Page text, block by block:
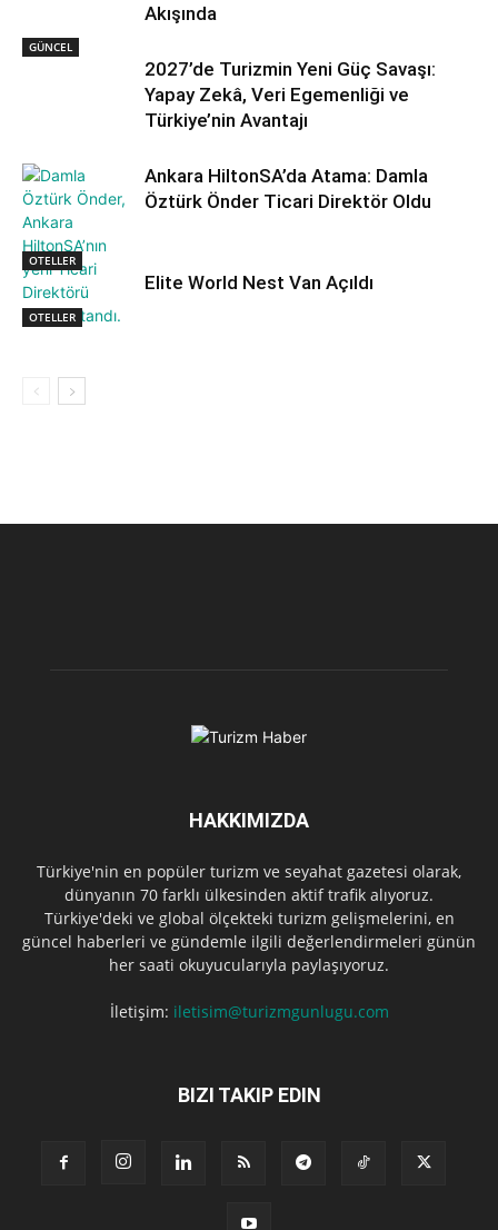
Akışında
GÜNCEL
2027’de Turizmin Yeni Güç Savaşı:
Yapay Zekâ, Veri Egemenliği ve
Türkiye’nin Avantajı
OTELLER
Ankara HiltonSA’da Atama: Damla
Öztürk Önder Ticari Direktör Oldu
OTELLER
Elite World Nest Van Açıldı
HAKKIMIZDA
Türkiye'nin en popüler turizm ve seyahat gazetesi olarak,
dünyanın 70 farklı ülkesinden aktif trafik alıyoruz.
Türkiye'deki ve global ölçekteki turizm gelişmelerini, en
güncel haberleri ve gündemle ilgili değerlendirmeleri günün
her saati okuyucularıyla paylaşıyoruz.
İletişim: iletisim@turizmgunlugu.com
BIZI TAKIP EDIN